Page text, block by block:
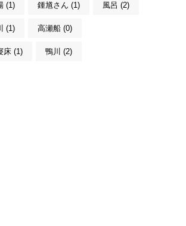
(1) 鍾馗さん (1) 風呂 (2)
(1) 高瀬船 (0)
床 (1) 鴨川 (2)